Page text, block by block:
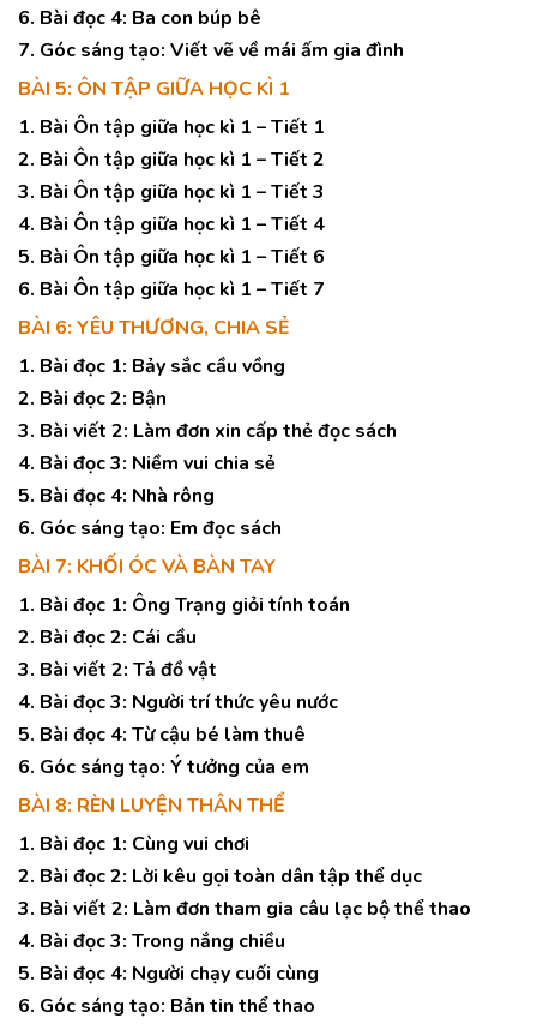
6. Bài đọc 4: Ba con búp bê
7. Góc sáng tạo: Viết vẽ về mái ấm gia đình
BÀI 5: ÔN TẬP GIỮA HỌC KÌ 1
1. Bài Ôn tập giữa học kì 1 – Tiết 1
2. Bài Ôn tập giữa học kì 1 – Tiết 2
3. Bài Ôn tập giữa học kì 1 – Tiết 3
4. Bài Ôn tập giữa học kì 1 – Tiết 4
5. Bài Ôn tập giữa học kì 1 – Tiết 6
6. Bài Ôn tập giữa học kì 1 – Tiết 7
BÀI 6: YÊU THƯƠNG, CHIA SẺ
1. Bài đọc 1: Bảy sắc cầu vồng
2. Bài đọc 2: Bận
3. Bài viết 2: Làm đơn xin cấp thẻ đọc sách
4. Bài đọc 3: Niềm vui chia sẻ
5. Bài đọc 4: Nhà rông
6. Góc sáng tạo: Em đọc sách
BÀI 7: KHỐI ÓC VÀ BÀN TAY
1. Bài đọc 1: Ông Trạng giỏi tính toán
2. Bài đọc 2: Cái cầu
3. Bài viết 2: Tả đồ vật
4. Bài đọc 3: Người trí thức yêu nước
5. Bài đọc 4: Từ cậu bé làm thuê
6. Góc sáng tạo: Ý tưởng của em
BÀI 8: RÈN LUYỆN THÂN THỂ
1. Bài đọc 1: Cùng vui chơi
2. Bài đọc 2: Lời kêu gọi toàn dân tập thể dục
3. Bài viết 2: Làm đơn tham gia câu lạc bộ thể thao
4. Bài đọc 3: Trong nắng chiều
5. Bài đọc 4: Người chạy cuối cùng
6. Góc sáng tạo: Bản tin thể thao